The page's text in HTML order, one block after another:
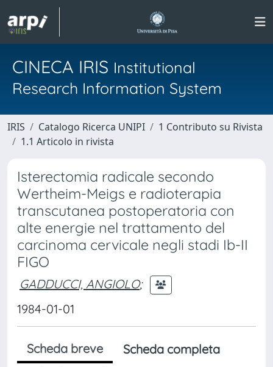
CINECA IRIS Institutional
Research Information System
IRIS Catalogo Ricerca UNIPI
1 Contributo su Rivista
1.1 Articolo in rivista
Isterectomia radicale secondo
Wertheim-Meigs e radioterapia
transcutanea postoperatoria con
alte energie nel trattamento del
carcinoma cervicale negli stadi Ib-II
FIGO
GADDUCCI, ANGIOLO;
1984-01-01
Scheda breve
Scheda completa